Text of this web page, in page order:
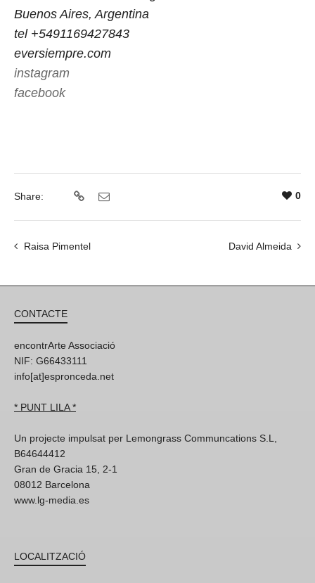
Buenos Aires, Argentina
tel +5491169427843
eversiempre.com
instagram
facebook
Share: 0
Raisa Pimentel David Almeida
CONTACTE
encontrArte Associació
NIF: G66433111
info[at]espronceda.net
* PUNT LILA *
Un projecte impulsat per Lemongrass Communcations S.L,
B64644412
Gran de Gracia 15, 2-1
08012 Barcelona
www.lg-media.es
LOCALITZACIÓ